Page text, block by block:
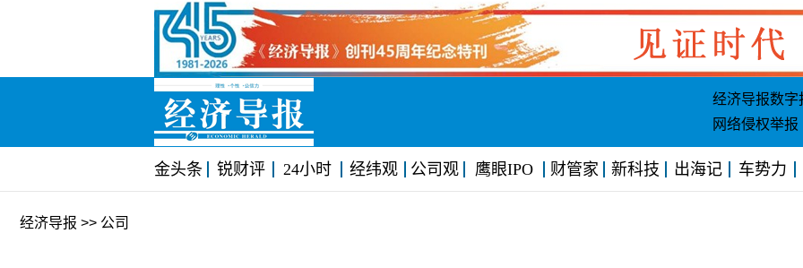
经济导报数字
网络侵权举报
金头条 锐财评 24小时 经纬观 公司观 鹰眼IPO 财管家 新科技 出海记 车势力
经济导报 >> 公司